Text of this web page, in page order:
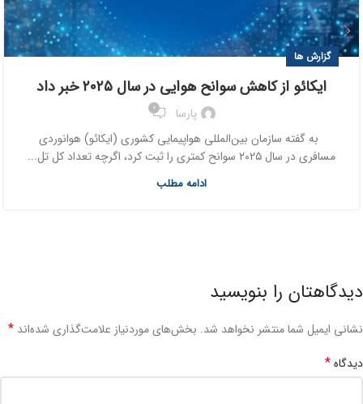
گزارش ها
ایکائو از کاهش سوانح هوایی در سال ۲۰۲۵ خبر داد
پارسا 0
به گفته سازمان بین‌المللی هواپیمایی کشوری (ایکائو) هوانوردی
مسافری در سال ۲۰۲۵ سوانح کمتری را ثبت کرد، اگرچه تعداد کل تل...
ادامه مطلب
دیدگاهتان را بنویسید
نشانی ایمیل شما منتشر نخواهد شد. بخش‌های موردنیاز علامت‌گذاری شده‌اند *
دیدگاه*